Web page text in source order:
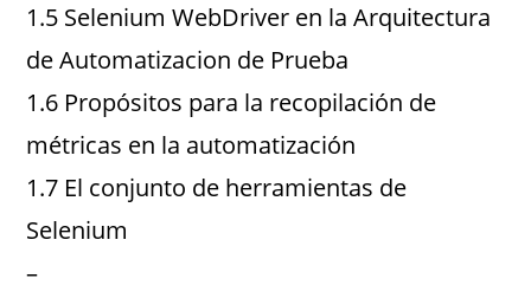
1.5 Selenium WebDriver en la Arquitectura
de Automatizacion de Prueba
1.6 Propósitos para la recopilación de
métricas en la automatización
1.7 El conjunto de herramientas de
Selenium
–